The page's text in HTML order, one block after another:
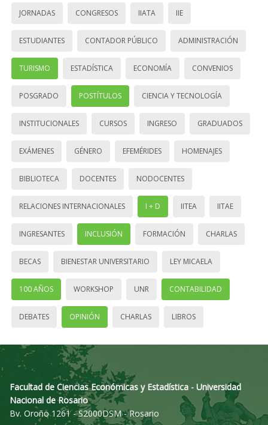
JORNADAS CONGRESOS IIATA IIE
ESTUDIANTES CONTADOR PÚBLICO ADMINISTRACIÓN
TURISMO ESTADÍSTICA ECONOMÍA CONVENIOS
POSGRADO POSTÍTULOS CIENCIA Y TECNOLOGÍA
INSTITUCIONALES CURSOS INGRESO GRADUADOS
EXÁMENES GÉNERO EFEMÉRIDES HOMENAJES
BIBLIOTECA DOCENTES NODOCENTES
RELACIONES INTERNACIONALES I + D IITEA IITAE
INGRESANTES INCLUSIÓN FORMACIÓN CHARLAS
BECAS BIENESTAR UNIVERSITARIO LEY MICAELA
100 AÑOS WORKSHOP UNR CONTABILIDAD
DEBATES OPINIÓN CHARLAS LIBROS
Facultad de Ciencias Económicas y Estadística - Universidad
Nacional de Rosario
Bv. Oroño 1261 - S2000DSM - Rosario